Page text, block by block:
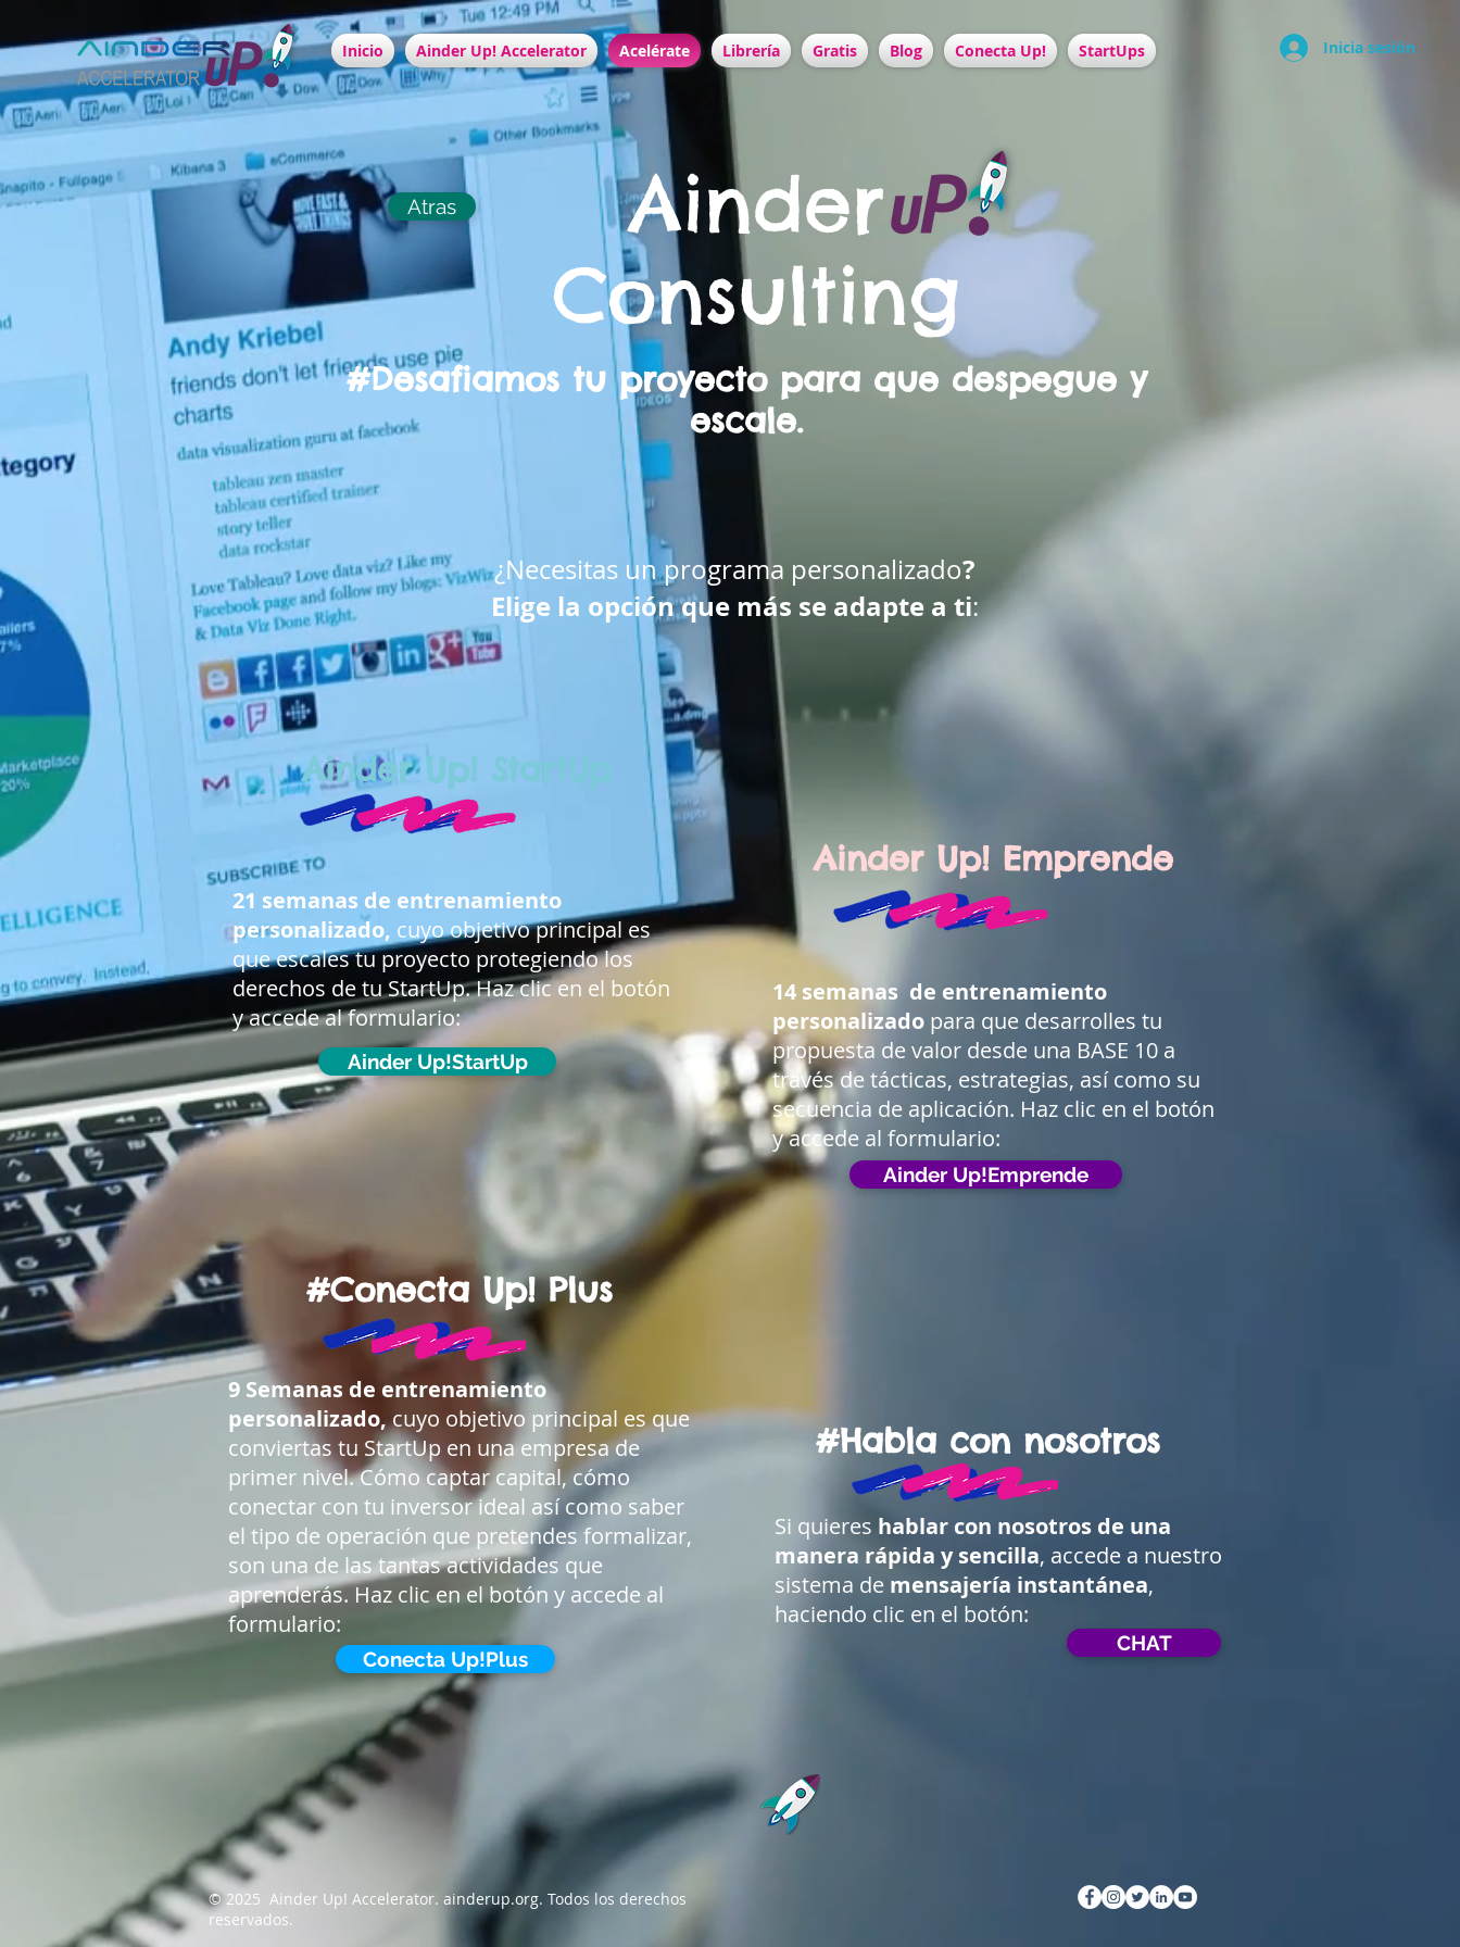
Inicio Ainder Up! Accelerator Acelérate Librería Gratis Blog Conecta Up! StartUps Inicia sesión
Atras
Ainder
Consulting
#Desafiamos tu proyecto para que despegue y
escale.
¿Necesitas un programa personalizado?
Elige la opción que más se adapte a ti:
Ainder Up! StartUp
21 semanas de entrenamiento
personalizado, cuyo objetivo principal es
que escales tu proyecto protegiendo los
derechos de tu StartUp. Haz clic en el botón
y accede al formulario:
Ainder Up!StartUp
#Conecta Up! Plus
9 Semanas de entrenamiento
personalizado,cuyo objetivo principal es que
conviertas tu StartUp en una empresa de
primer nivel. Cómo captar capital, cómo
conectar con tu inversor ideal así como saber
el tipo de operación que pretendes formalizar,
son una de las tantas actividades que
aprenderás. Haz clic en el botón y accede al
formulario:
Conecta Up!Plus
Ainder Up! Emprende
14 semanas de entrenamiento
personalizado para que desarrolles tu
propuesta de valor desde una BASE 10 a
través de tácticas, estrategias, así como su
secuencia de aplicación. Haz clic en el botón
y accede al formulario:
Ainder Up!Emprende
#Habla con nosotros
Si quieres hablar con nosotros de una
manera rápida y sencilla, accede a nuestro
sistema de mensajería instantánea,
haciendo clic en el botón:
CHAT
© 2025 Ainder Up! Accelerator. ainderup.org. Todos los derechos
reservados.